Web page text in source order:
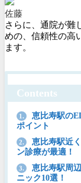
佐藤
さらに、通院が難
めの、信頼性の高
ます。
Contents
1.
恵比寿駅の
ポイント
2.
恵比寿駅近
ン診療が最適！
3.
恵比寿駅周
ニック10選！